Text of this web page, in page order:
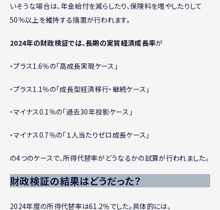
いそうな場合は、年金給付を減らしたり、保険料を増やしたりして
50％以上を維持する措置が行われます。
2024年の財政検証では、長期の実質経済成長率が
・プラス1.6％の「高成長実現ケース」
・プラス1.1％の「成長型経済移行・継続ケース」
・マイナス0.1％の「過去30年投影ケース」
・マイナス0.7％の「１人当たりゼロ成長ケース」
の4つのケースで、所得代替率がどうなるかの試算が行われました。
財政検証の結果はどうだった？
2024年度の所得代替率は61.2％でした。具体的には、